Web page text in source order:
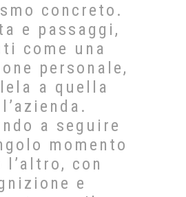
concreto.
e passaggi,
come una
personale,
a quella
a seguire
momento
l’altro, con
e